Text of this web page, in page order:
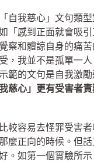
自我慈心」文句類
感到正面就會吸
察和體諒自身的痛
，我並不是孤單一
範的文句是自我激
慈心」更有受害者
較容易去怪罪受害
麼正向的時候。但
。如第一個實驗所